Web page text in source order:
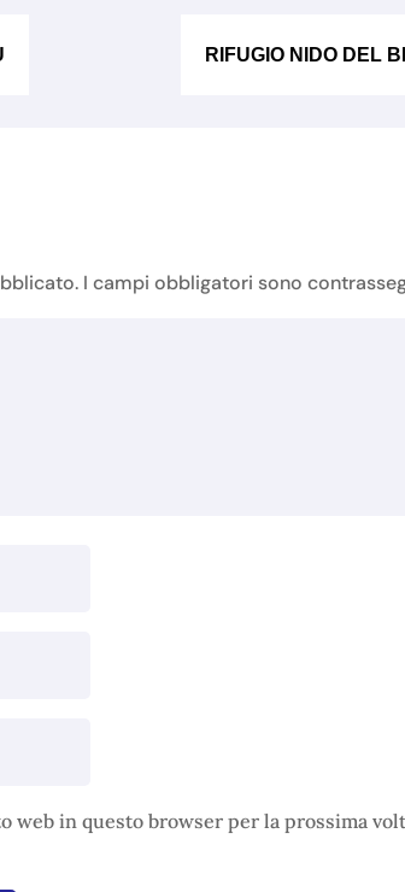
RIFUGIO NIDO DEL
I campi obbligatori sono
web in questo browser per la prossima